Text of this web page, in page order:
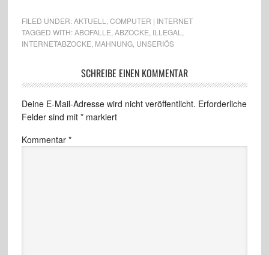
FILED UNDER:AKTUELL
COMPUTER | INTERNET
TAGGED WITH:ABOFALLE ABZOCKE ILLEGAL
INTERNETABZOCKE MAHNUNG, UNSERIÖS
SCHREIBE EINEN KOMMENTAR
Deine E-Mail-Adresse wird nicht veröffentlicht. Erforderliche
Felder sind mit *markiert
Kommentar *